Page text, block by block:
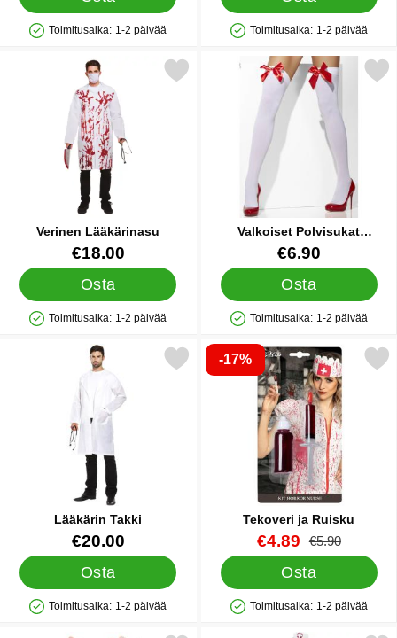
Saatavuus: Varastossa
Toimitusaika: 1-2 päivää
Saatavuus: Varastossa
Toimitusaika: 1-2 päivää
Verinen Lääkärinasu
Tuote.nro 38695
€18.00
Osta
Saatavuus: Varastossa
Toimitusaika: 1-2 päivää
Merkitse verinen Lääkärinasu suosikiksi
Valkoiset Polvisukat
Punaisella Rusetilla
Tuote.nro 9704€6.90
Osta
Saatavuus: Varastossa
Toimitusaika: 1-2 päivää
Merkitse valkoiset Polvisukat
Lääkärin Takki
Tuote.nro 24327
€20.00
Osta
Saatavuus: Varastossa
Toimitusaika: 1-2 päivää
Merkitse lääkärin Takki suosikiksi
-17%
Tekoveri ja Ruisku
Tuote.nro 21511
uusi hinta
€4.89 vanha hinta
€5.90
Osta
Saatavuus: Varastossa
Toimitusaika: 1-2 päivää
Merkitse tekoveri ja